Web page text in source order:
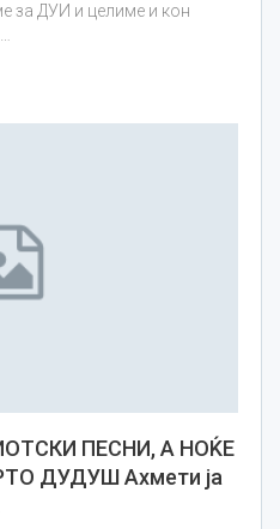
за ДУИ и целиме и кон
ПЕСНИ, А НОЌЕ
ДУДУШ Ахмети ја